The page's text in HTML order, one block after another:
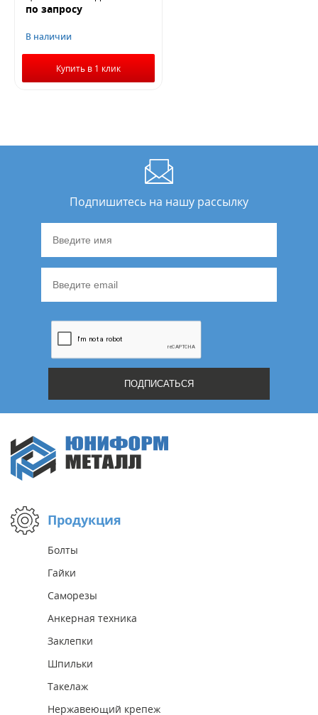
по запросу
В наличии
Купить в 1 клик
Подпишитесь на нашу рассылку
Продукция
Болты
Гайки
Саморезы
Анкерная техника
Заклепки
Шпильки
Такелаж
Нержавеющий крепеж